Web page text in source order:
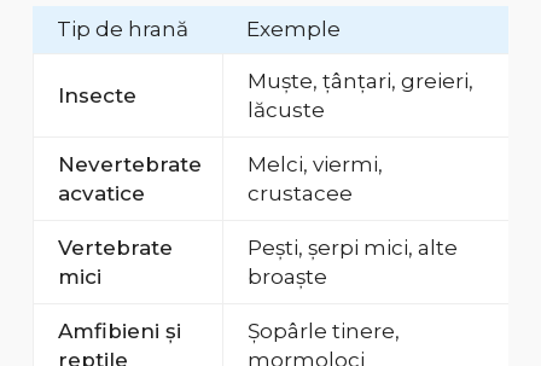
Tip de hrană Exemple
Insecte
Muște, țânțari, greieri,
lăcuste
Nevertebrate
acvatice
Melci, viermi,
crustacee
Vertebrate
mici
Pești, șerpi mici, alte
broaște
Amfibieni și
reptile
Șopârle tinere,
mormoloci